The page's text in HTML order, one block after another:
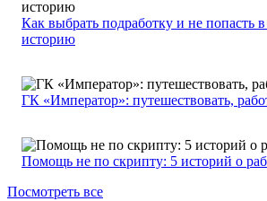
Как выбрать подработку и не попасть
историю
ГК «Император»: путешествовать,
Помощь не по скрипту: 5 историй о
Посмотреть все